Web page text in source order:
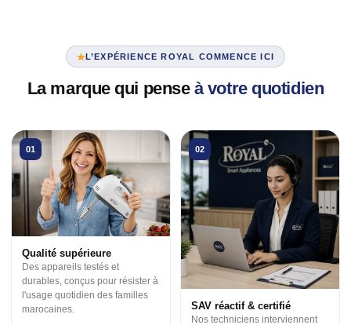
VENTILATION
3 en 1
Industrielle
L’EXPÉRIENCE ROYAL COMMENCE ICI
La marque qui pense à votre quotidien
01
Qualité supérieure
Des appareils testés et
durables, conçus pour résister à
l'usage quotidien des familles
marocaines.
02
SAV réactif & certifié
Nos techniciens interviennent